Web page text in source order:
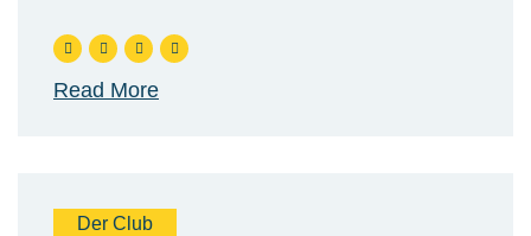
Read More
Der Club